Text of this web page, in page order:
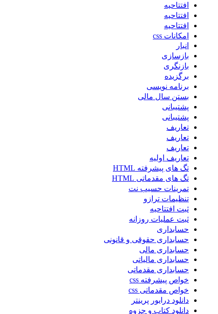
افتتاحیه
افتتاحیه
افتتاحیه
امکانات css
انبار
بازسازی
بازنگری
برگزیده
برنامه نویسی
بستن سال مالی
پشتیبانی
پشتیبانی
تعاریف
تعاریف
تعاریف
تعاریف اولیه
تگ های پیشرفته HTML
تگ های مقدماتی HTML
تمرینات حسیب نت
تنظیمات ترازو
ثبت افتتاحیه
ثبت عملیات روزانه
حسابداری
حسابداری حقوقی و قانونی
حسابداری مالی
حسابداری مالیاتی
حسابداری مقدماتی
خواص پیشرفته css
خواص مقدماتی css
دانلود درایور پرینتر
دانلود کتاب و جزوه